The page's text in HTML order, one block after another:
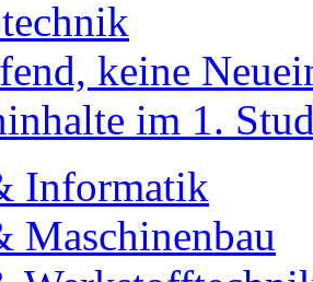
keine
im 1.
Informatik
Maschinenbau